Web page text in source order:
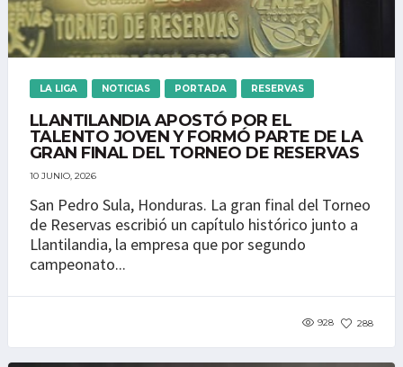
LA LIGA NOTICIAS PORTADA RESERVAS
LLANTILANDIA APOSTÓ POR EL
TALENTO JOVEN Y FORMÓ PARTE DE LA
GRAN FINAL DEL TORNEO DE RESERVAS
10 JUNIO, 2026
San Pedro Sula, Honduras. La gran final del Torneo
de Reservas escribió un capítulo histórico junto a
Llantilandia, la empresa que por segundo
campeonato...
928 288